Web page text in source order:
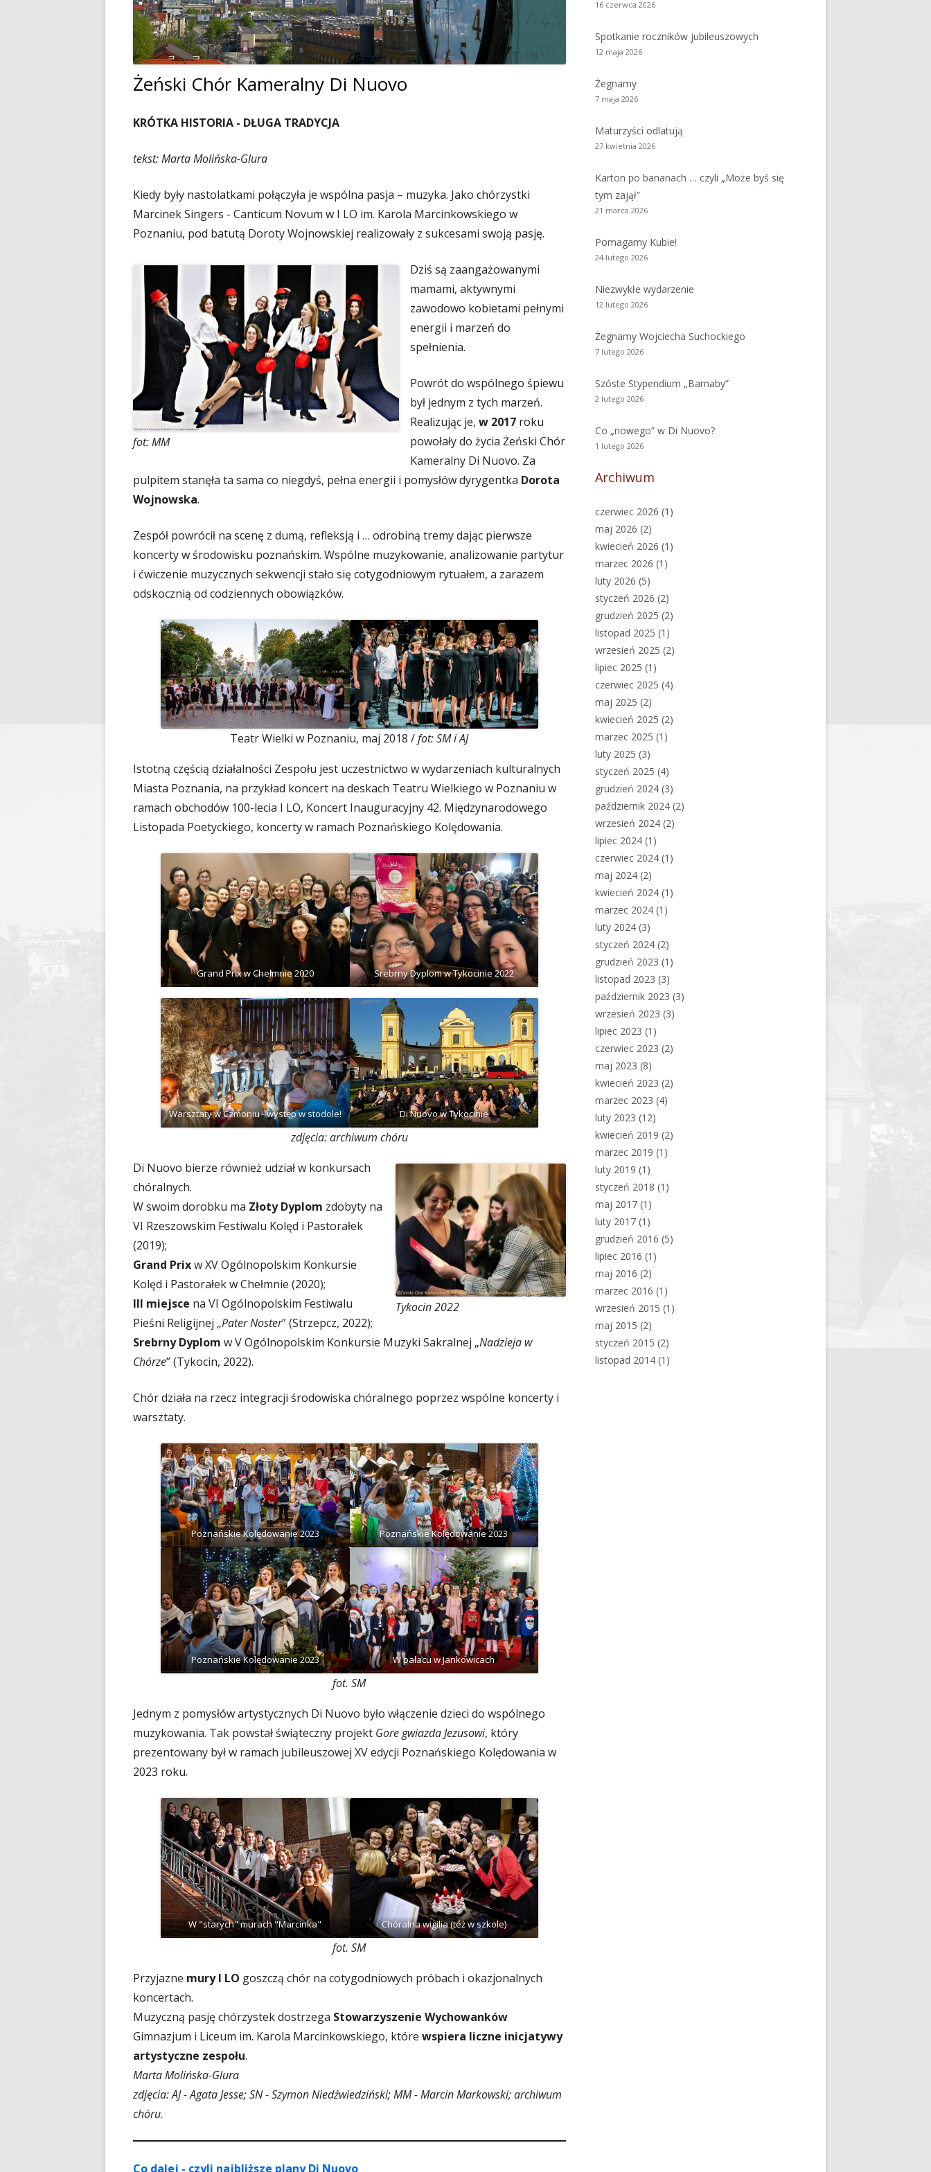
Nagrody Stowarzyszenia
Archiwum
89 lecie szkoły
90 lecie urodzin i 70 lecie matury S.A.
Borsukiewicza
85 lecie szkoły
80 lecie szkoły
70 lecie szkoły
50 lecie szkoły
Dyrektorzy i wicedyrektorzy Szkoły
Profesorowie i wychowankowie
polegli i pomordowani w latach 1939 –
Szkoła w obiektywie
Humor i anegdoty
Biblioteka absolwentów
Kalendarium 2010
Kalendarium 2008
Wydarzenia z lat 1993 – 2003
Żeński Chór Kameralny Di Nuovo
KRÓTKA HISTORIA - DŁUGA TRADYCJA
tekst: Marta Molińska-Glura
Kiedy były nastolatkami połączyła je wspólna pasja – muzyka. Jako chórzystki
Marcinek Singers - Canticum Novum w I LO im. Karola Marcinkowskiego w
Poznaniu, pod batutą Doroty Wojnowskiej realizowały z sukcesami swoją pasję.
fot: MM
Dziś są zaangażowanymi
mamami, aktywnymi
zawodowo kobietami pełnymi
energii i marzeń do
spełnienia.
Powrót do wspólnego śpiewu
był jednym z tych marzeń.
Realizując je, w 2017 roku
powołały do życia Żeński Chór
Kameralny Di Nuovo. Za
pulpitem stanęła ta sama co niegdyś, pełna energii i pomysłów dyrygentka Dorota
Wojnowska.
Zespół powrócił na scenę z dumą, refleksją i … odrobiną tremy dając pierwsze
koncerty w środowisku poznańskim. Wspólne muzykowanie, analizowanie partytur
i ćwiczenie muzycznych sekwencji stało się cotygodniowym rytuałem, a zarazem
odskocznią od codziennych obowiązków.
Teatr Wielki w Poznaniu, maj 2018 /fot: SM i AJ
Istotną częścią działalności Zespołu jest uczestnictwo w wydarzeniach kulturalnych
Miasta Poznania, na przykład koncert na deskach Teatru Wielkiego w Poznaniu w
ramach obchodów 100-lecia I LO, Koncert Inauguracyjny 42. Międzynarodowego
Listopada Poetyckiego, koncerty w ramach Poznańskiego Kolędowania.
Grand Prix w Chełmnie 2020 Srebrny Dyplom w Tykocinie 2022
Warsztaty w Czmoniu - występ w stodole! Di Nuovo w Tykocinie
zdjęcia: archiwum chóru
Tykocin 2022
Di Nuovo bierze również udział w konkursach
chóralnych.
W swoim dorobku ma Złoty Dyplom zdobyty na
VI Rzeszowskim Festiwalu Kolęd i Pastorałek
(2019);
Grand Prixw XV Ogólnopolskim Konkursie
Kolęd i Pastorałek w Chełmnie (2020);
III miejsce na VI Ogólnopolskim Festiwalu
Pieśni Religijnej „Pater Noster” (Strzepcz, 2022);
Srebrny Dyplom w V Ogólnopolskim Konkursie Muzyki Sakralnej „Nadzieja w
Chórze” (Tykocin, 2022).
Chór działa na rzecz integracji środowiska chóralnego poprzez wspólne koncerty i
warsztaty.
Poznańskie Kolędowanie 2023 Poznańskie Kolędowanie 2023
Poznańskie Kolędowanie 2023 W pałacu w Jankowicach
fot. SM
Jednym z pomysłów artystycznych Di Nuovo było włączenie dzieci do wspólnego
muzykowania. Tak powstał świąteczny projekt Gore gwiazda Jezusowi, który
prezentowany był w ramach jubileuszowej XV edycji Poznańskiego Kolędowania w
2023 roku.
W "starych" murach "Marcinka" Chóralna wigilia (też w szkole)
fot. SM
Przyjazne mury I LO goszczą chór na cotygodniowych próbach i okazjonalnych
koncertach.
Muzyczną pasję chórzystek dostrzega Stowarzyszenie Wychowanków
Gimnazjum i Liceum im. Karola Marcinkowskiego, które wspiera liczne inicjatywy
artystyczne zespołu.
Marta Molińska-Glura
zdjęcia: AJ - Agata Jesse; SN - Szymon Niedźwiedziński; MM - Marcin Markowski; archiwum
chóru.
Co dalej - czyli najbliższe plany Di Nuovo
16 czerwca 2026
Spotkanie roczników jubileuszowych
12 maja 2026
Żegnamy
7 maja 2026
Maturzyści odlatują
27 kwietnia 2026
Karton po bananach … czyli „Może byś się
tym zajął”
21 marca 2026
Pomagamy Kubie!
24 lutego 2026
Niezwykłe wydarzenie
12 lutego 2026
Żegnamy Wojciecha Suchockiego
7 lutego 2026
Szóste Stypendium „Barnaby”
2 lutego 2026
Co „nowego” w Di Nuovo?
1 lutego 2026
Archiwum
czerwiec 2026 (1)
maj 2026 (2)
kwiecień 2026 (1)
marzec 2026 (1)
luty 2026 (5)
styczeń 2026 (2)
grudzień 2025 (2)
listopad 2025 (1)
wrzesień 2025 (2)
lipiec 2025 (1)
czerwiec 2025 (4)
maj 2025 (2)
kwiecień 2025 (2)
marzec 2025 (1)
luty 2025 (3)
styczeń 2025 (4)
grudzień 2024 (3)
październik 2024 (2)
wrzesień 2024 (2)
lipiec 2024 (1)
czerwiec 2024 (1)
maj 2024 (2)
kwiecień 2024 (1)
marzec 2024 (1)
luty 2024 (3)
styczeń 2024 (2)
grudzień 2023 (1)
listopad 2023 (3)
październik 2023 (3)
wrzesień 2023 (3)
lipiec 2023 (1)
czerwiec 2023 (2)
maj 2023 (8)
kwiecień 2023 (2)
marzec 2023 (4)
luty 2023 (12)
kwiecień 2019 (2)
marzec 2019 (1)
luty 2019 (1)
styczeń 2018 (1)
maj 2017 (1)
luty 2017 (1)
grudzień 2016 (5)
lipiec 2016 (1)
maj 2016 (2)
marzec 2016 (1)
wrzesień 2015 (1)
maj 2015 (2)
styczeń 2015 (2)
listopad 2014 (1)